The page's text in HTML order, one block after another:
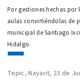
Por gestiones hechas
aulas convirtiéndolas de
municipal de Santiago
Hidalgo.
Tepic, Nayarit, 23 de